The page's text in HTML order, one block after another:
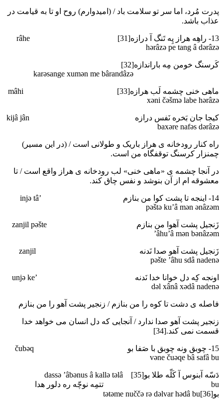
پدرت مُرد، اما سر تو سلامت باد / (امیدوارم) روح او تا به قیامت در
عذاب باشد.
13- راهِه هراز پِه تَنگ آ درازه[31] râhe
hәrâzә pe tang â dәrâzә
کَرسنگ خومن مِه باراندازه[32]
ماهی خنی چشمه لَب هرازه[33] mâhi
xәni čәšmә labe hәrâzә
کیجا جان بَخره نَفس درازه kijâ jân
baxәre nafәs dәrâzә
راه کنار رودخانه ی هراز باریک و طولانی است / (در این مسیر)
چمنزار کرسنگ توقفگاه من است.
در آنجا چشمه ی «ماهی خنی» لب رودخانه ی هراز واقع است / تا
معشوقه ام از آن بنوشد و نفس چاق کند.
14- اینجه تا پشت کوا من بنازم ’injә tâ
pәštә ku’â mәn әnâzәm
زَنجیل پشت آهوا من بنازم zanjil pәšte
’âhu’â mәn bәnâzәm
زَنجیل پشت آهو صدا نَدنه zanjil
pәšte ’âhu sdâ nadenә
اونجه کِه دل خوانا خدا نَدنه ’unjә ke
dәl xânâ xәdâ nadenә
فاصله ی دشت تا کوه را من بنازم / زنجیر پشت آهو را من بنازم
زنجیر پشت آهو صدا ندارد / آنجایی که دل انسان می خواهد خدا
قسمت نمی کند.[34]
15- چوبق ونه چوبق با صَفا بو čubәq
vәne čuәqe bâ safâ bu
دَسّه آبنوس آ کَلّه طلا بو[35] dassә ’âbәnus â kallә tәlâ
bu تتمِه نوچّه ره دلور هدا
بو[36]tәtәme nuččә rә dәlvar hәdâ bu